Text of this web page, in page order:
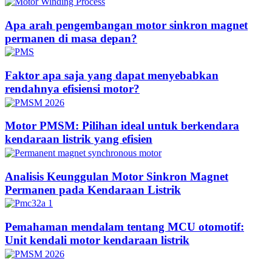
Apa arah pengembangan motor sinkron magnet
permanen di masa depan?
Faktor apa saja yang dapat menyebabkan
rendahnya efisiensi motor?
Motor PMSM: Pilihan ideal untuk berkendara
kendaraan listrik yang efisien
Analisis Keunggulan Motor Sinkron Magnet
Permanen pada Kendaraan Listrik
Pemahaman mendalam tentang MCU otomotif:
Unit kendali motor kendaraan listrik